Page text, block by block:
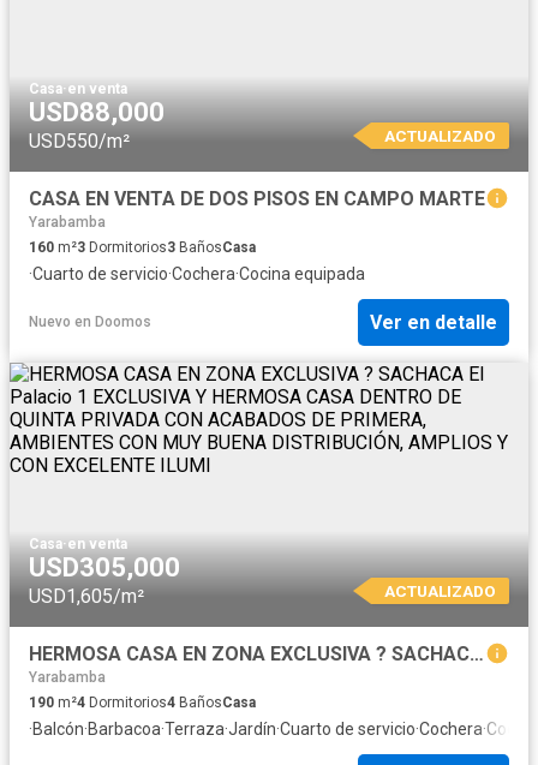
Casa·en venta
USD88,000
USD550/m² ACTUALIZADO
CASA EN VENTA DE DOS PISOS EN CAMPO MARTE
Yarabamba
160 m²3 Dormitorios3 BañosCasa
·Cuarto de servicio·Cochera·Cocina equipada
Nuevo en Doomos Ver en detalle
Casa·en venta
USD305,000
USD1,605/m² ACTUALIZADO
HERMOSA CASA EN ZONA EXCLUSIVA ? SACHACA El Palacio 1 EXCLUSIVA Y HERMOSA CASA DENTRO DE QUINTA PRIVADA CON ACABADOS DE PRIMERA, AMBIENTES CON MUY BUENA DISTRIBUCIÓN, AMPLIOS Y CON EXCELENTE ILUMI
Yarabamba
190 m²4 Dormitorios4 BañosCasa
·Balcón·Barbacoa·Terraza·Jardín·Cuarto de servicio·Cochera·